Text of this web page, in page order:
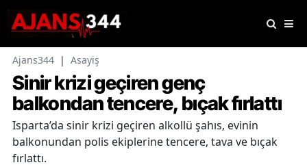
Ajans344 | Asayiş
Sinir krizi geçiren genç
balkondan tencere, bıçak fırlattı
Isparta’da sinir krizi geçiren alkollü şahıs, evinin
balkonundan polis ekiplerine tencere, tava ve bıçak
fırlattı.